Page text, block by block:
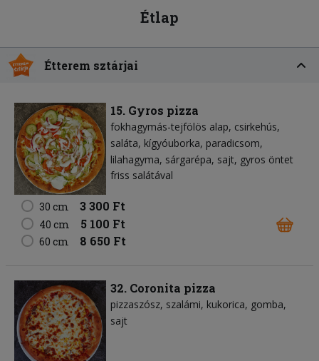
Étlap
Étterem sztárjai
15. Gyros pizza
fokhagymás-tejfölös alap csirkehús
saláta kígyóuborka paradicsom
lilahagyma sárgarépa sajt gyros öntet
friss salátával
30 cm 3 300 Ft
40 cm 5 100 Ft
60 cm 8 650 Ft
32. Coronita pizza
pizzaszósz szalámi kukorica gomba
sajt